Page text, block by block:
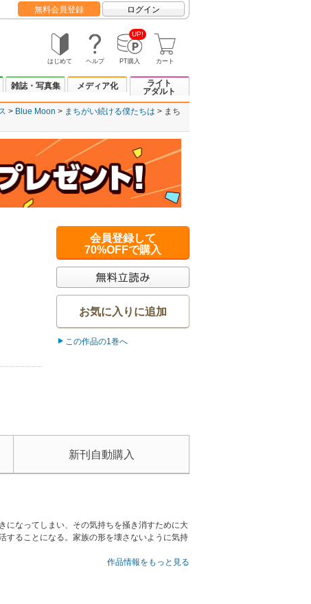
無料会員登録 ログイン
はじめて ヘルプ
UP!
PT購入 カート
雑誌・写真集 メディア化
ライト
アダルト
Blue Moon まちがい続ける僕たちは
まち
会員登録して
70%OFFで購入
お気に入りに追加
この作品の1巻へ
新刊自動購入
になってしまい、その気持ちを掻き消すために大
することになる。家族の形を壊さないように気持
作品情報をもっと見る